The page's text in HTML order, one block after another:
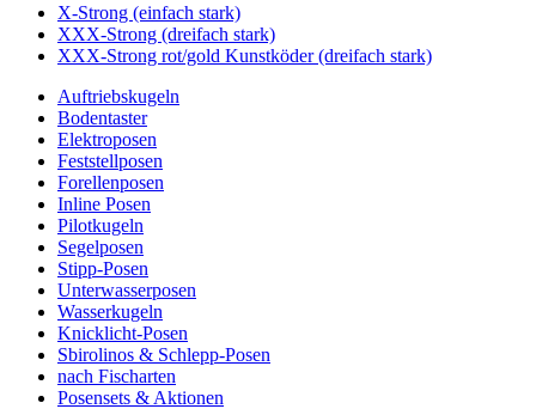
X-Strong (einfach stark)
XXX-Strong (dreifach stark)
XXX-Strong rot/gold Kunstköder (dreifach stark)
Auftriebskugeln
Bodentaster
Elektroposen
Feststellposen
Forellenposen
Inline Posen
Pilotkugeln
Segelposen
Stipp-Posen
Unterwasserposen
Wasserkugeln
Knicklicht-Posen
Sbirolinos & Schlepp-Posen
nach Fischarten
Posensets & Aktionen